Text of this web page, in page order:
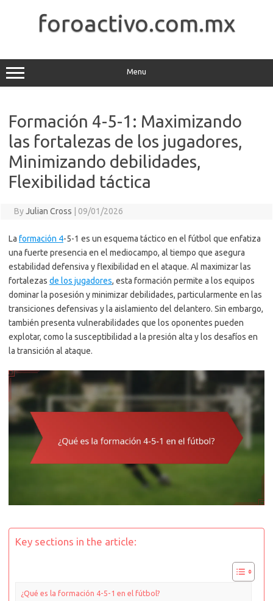
foroactivo.com.mx
Menu
Formación 4-5-1: Maximizando
las fortalezas de los jugadores,
Minimizando debilidades,
Flexibilidad táctica
ByJulian Cross 09/01/2026
La formación 4-5-1 es un esquema táctico en el fútbol que enfatiza
una fuerte presencia en el mediocampo, al tiempo que asegura
estabilidad defensiva y flexibilidad en el ataque. Al maximizar las
fortalezas de los jugadores, esta formación permite a los equipos
dominar la posesión y minimizar debilidades, particularmente en las
transiciones defensivas y la aislamiento del delantero. Sin embargo,
también presenta vulnerabilidades que los oponentes pueden
explotar, como la susceptibilidad a la presión alta y los desafíos en
la transición al ataque.
Key sections in the article:
¿Qué es la formación 4-5-1 en el fútbol?